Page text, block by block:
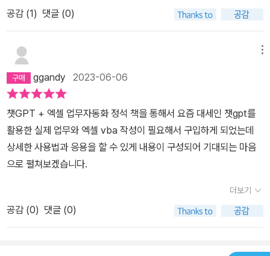
공감 (1) 댓글 (0)
ggandy 2023-06-06
챗GPT + 엑셀 업무자동화 정석 책을 통해서 요즘 대세인 챗gpt를
활용한 실제 업무와 엑셀 vba 작성이 필요해서 구입하게 되었는데
상세한 사용법과 응용을 할 수 있게 내용이 구성되어 기대되는 마음
으로 펼쳐보겠습니다.
더보기
공감 (0) 댓글 (0)